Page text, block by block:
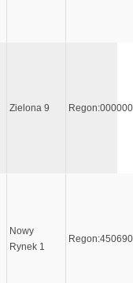
Zielona 9
Nowy
Rynek 1
Regon:450690